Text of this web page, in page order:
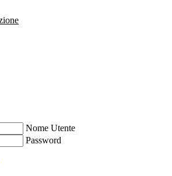
Nome Utente
Password